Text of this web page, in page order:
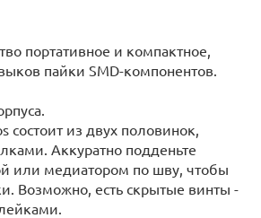
портативное и компактное,
пайки SMD-компонентов.
состоит из двух половинок,
Аккуратно подденьте
или медиатором по шву, чтобы
Возможно, есть скрытые винты -